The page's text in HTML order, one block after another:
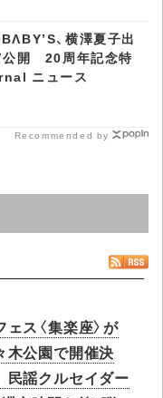
、横澤夏子出
公開 20周年記念特
ニュース
Recommended by
ェス〈集楽座〉が
木公園で開催決
謡クルセイダー